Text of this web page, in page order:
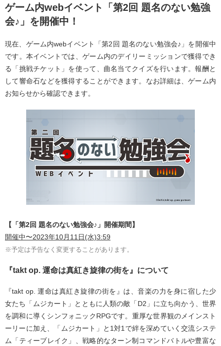
ゲーム内webイベント「第2回 題名のない勉強
会♪」を開催中！
現在、ゲーム内webイベント「第2回 題名のない勉強会♪」を開催中
です。本イベントでは、ゲーム内のデイリーミッションで獲得でき
る「挑戦チケット」を使って、曲名当てクイズを行います。報酬と
して響命石などを獲得することができます。なお詳細は、ゲーム内
お知らせから確認できます。
【「第2回 題名のない勉強会♪」開催期間】
開催中〜2023年10月11日(水)3:59
※予定は予告なく変更することがあります。
『takt op. 運命は真紅き旋律の街を』について
『takt op. 運命は真紅き旋律の街を』は、音楽の力を身に宿した少
女たち「ムジカート」とともに人類の敵「D2」に立ち向かう、世界
を調和に導くシンフォニックRPGです。重厚な世界観のメインスト
ーリーに加え、「ムジカート」と1対1で絆を深めていく交流システ
ム「ティーブレイク」、戦略的なターン制コマンドバトルや豊富な